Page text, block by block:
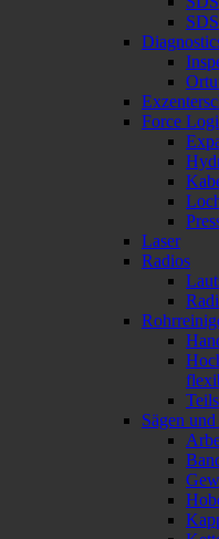
Force
Laser
Radios
Sägen